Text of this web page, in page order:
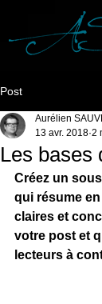
Post
Les bases
Aurélien
13 avr. 2018 2
Créez un
qui résume
claires et
votre post et
lecteurs à